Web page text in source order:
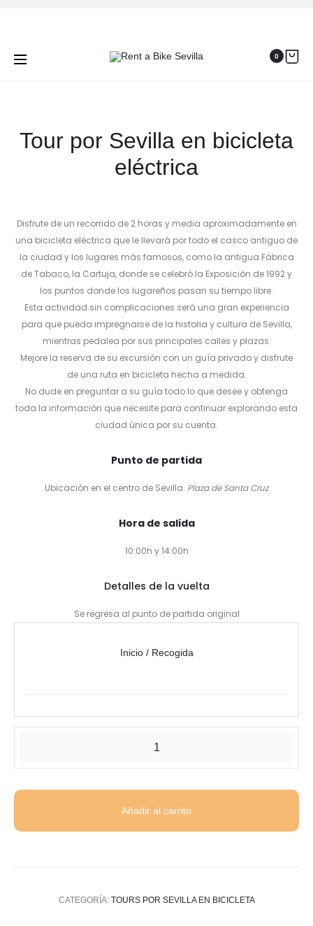
0
DE
SEVILLA
EN
en bicicleta eléctrica
Tour por Sevilla en bicicleta
eléctrica
Disfrute de un recorrido de 2 horas y media aproximadamente en
una bicicleta eléctrica que le llevará por todo el casco antiguo de
la ciudad y los lugares más famosos, como la antigua Fábrica
de Tabaco, la Cartuja, donde se celebró la Exposición de 1992 y
los puntos donde los lugareños pasan su tiempo libre.
Esta actividad sin complicaciones será una gran experiencia
para que pueda impregnarse de la historia y cultura de Sevilla,
mientras pedalea por sus principales calles y plazas.
Mejore la reserva de su excursión con un guía privado y disfrute
de una ruta en bicicleta hecha a medida.
No dude en preguntar a su guía todo lo que desee y obtenga
toda la información que necesite para continuar explorando esta
ciudad única por su cuenta.
Punto de partida
Ubicación en el centro de Sevilla. Plaza de Santa Cruz
Hora de salida
10:00h y 14:00h
Detalles de la vuelta
Se regresa al punto de partida original
Inicio / Recogida
Añadir al carrito
CATEGORÍA: TOURS POR SEVILLA EN BICICLETA